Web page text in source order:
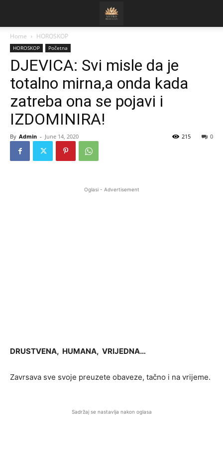
Home HOROSKOP
HOROSKOP Početna
DJEVICA: Svi misle da je
totalno mirna,a onda kada
zatreba ona se pojavi i
IZDOMINIRA!
By Admin - June 14, 2020 0
215
Oglasi - Advertisement
DRUSTVENA, HUMANA, VRIJEDNA…
Zavrsava sve svoje preuzete obaveze, tačno i na vrijeme.
Sadržaj se nastavlja nakon oglasa